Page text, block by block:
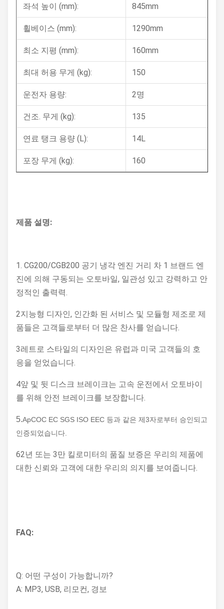
좌석 높이 (mm): 845mm
휠베이스 (mm): 1290mm
최소 지평 (mm): 160mm
최대 허용 무게 (kg): 150
운전자 용량: 2명
건조. 무게 (kg): 135
연료 탱크 용량 (L): 14L
포장 무게 (kg): 160
제품 설명:
1. CG200/CGB200 공기 냉각 엔진 거리 차 1 브랜드 엔
진에 의해 구동되는 오토바일, 일관성 있고 강력하고 안
정적인 출력력.
2지능형 디자인, 인간화 된 서비스 및 모듈형 제조로 제
품들은 고객들로부터 더 많은 찬사를 얻습니다.
3레트로 스타일의 디자인은 유럽과 미국 고객들의 호
응을 얻었습니다.
4앞 및 뒷 디스크 브레이크는 고속 운전에서 오토바이
를 위해 안전 브레이크를 보장합니다.
5.ApCOC EC SGS ISO EEC 등과 같은 제3자로부터 승인되고
인증되었습니다.
62년 또는 3만 킬로미터의 품질 보증은 우리의 제품에
대한 신뢰와 고객에 대한 우리의 의지를 보여줍니다.
FAQ:
Q: 어떤 구성이 가능합니까?
A: MP3, USB, 리모컨, 경보